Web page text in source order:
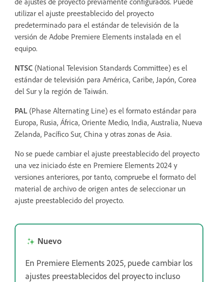
utilizar el ajuste preestablecido del proyecto
predeterminado para el estándar de televisión de la
versión de Adobe Premiere Elements instalada en el
equipo.
NTSC (National Television Standards Committee) es el
estándar de televisión para América, Caribe, Japón, Corea
del Sur y la región de Taiwán.
PAL (Phase Alternating Line) es el formato estándar para
Europa, Rusia, África, Oriente Medio, India, Australia, Nueva
Zelanda, Pacífico Sur, China y otras zonas de Asia.
No se puede cambiar el ajuste preestablecido del proyecto
una vez iniciado éste en Premiere Elements 2024 y
versiones anteriores, por tanto, compruebe el formato del
material de archivo de origen antes de seleccionar un
ajuste preestablecido del proyecto.
Nuevo
En Premiere Elements 2025, puede cambiar los
ajustes preestablecidos del proyecto incluso